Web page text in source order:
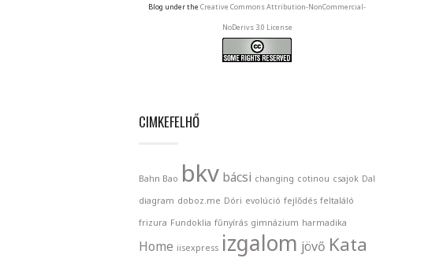
Blog under the Creative Commons Attribution-NonCommercial-
NoDerivs 3.0 License
CIMKEFELHŐ
Bahn Bao bkv bácsi changing cotinou csajok Dal
diagram doboz.me Dóri evolúció fejlődés feltaláló
frizura Fundoklia fűnyírás gimnázium harmadika
Home iisexpress izgalom jövő Kata